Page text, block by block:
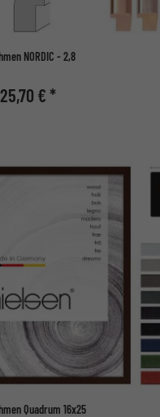
NORDIC - 2,8
€ *
Quadrum 16x25